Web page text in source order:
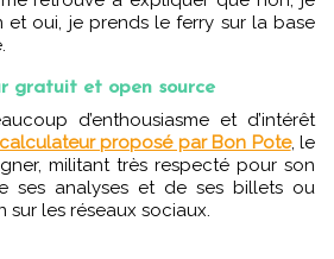
et oui, je prends le ferry sur la base
gratuit et open source
proposé par Bon Pote, le
militant très respecté pour son
ses analyses et de ses billets ou
les réseaux sociaux.